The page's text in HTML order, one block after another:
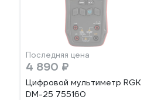
Последняя цена
4 890 ₽
Цифровой мультиметр RGK
DM-25 755160